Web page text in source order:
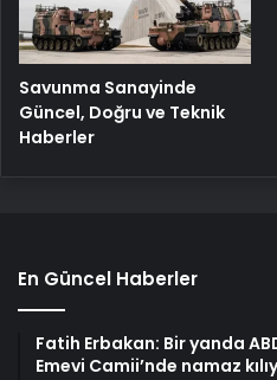
Savunma Sanayinde
Güncel, Doğru ve Teknik
Haberler
En Güncel Haberler
Fatih Erbakan: Bir yanda
Emevi Camii’nde namaz